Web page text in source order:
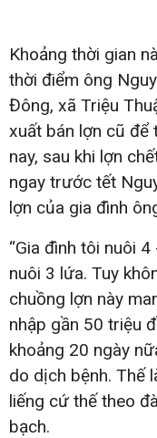
Khoảng thời gian
thời điểm ông
Đông, xã Triệu
xuất bán lợn cũ để
nay, sau khi lợn
ngay trước tết
lợn của gia đình
“Gia đình tôi nuôi
nuôi 3 lứa. Tuy
chuồng lợn này
nhập gần 50 triệu
khoảng 20 ngày
do dịch bệnh. Thế
liếng cứ thế theo
bạch.